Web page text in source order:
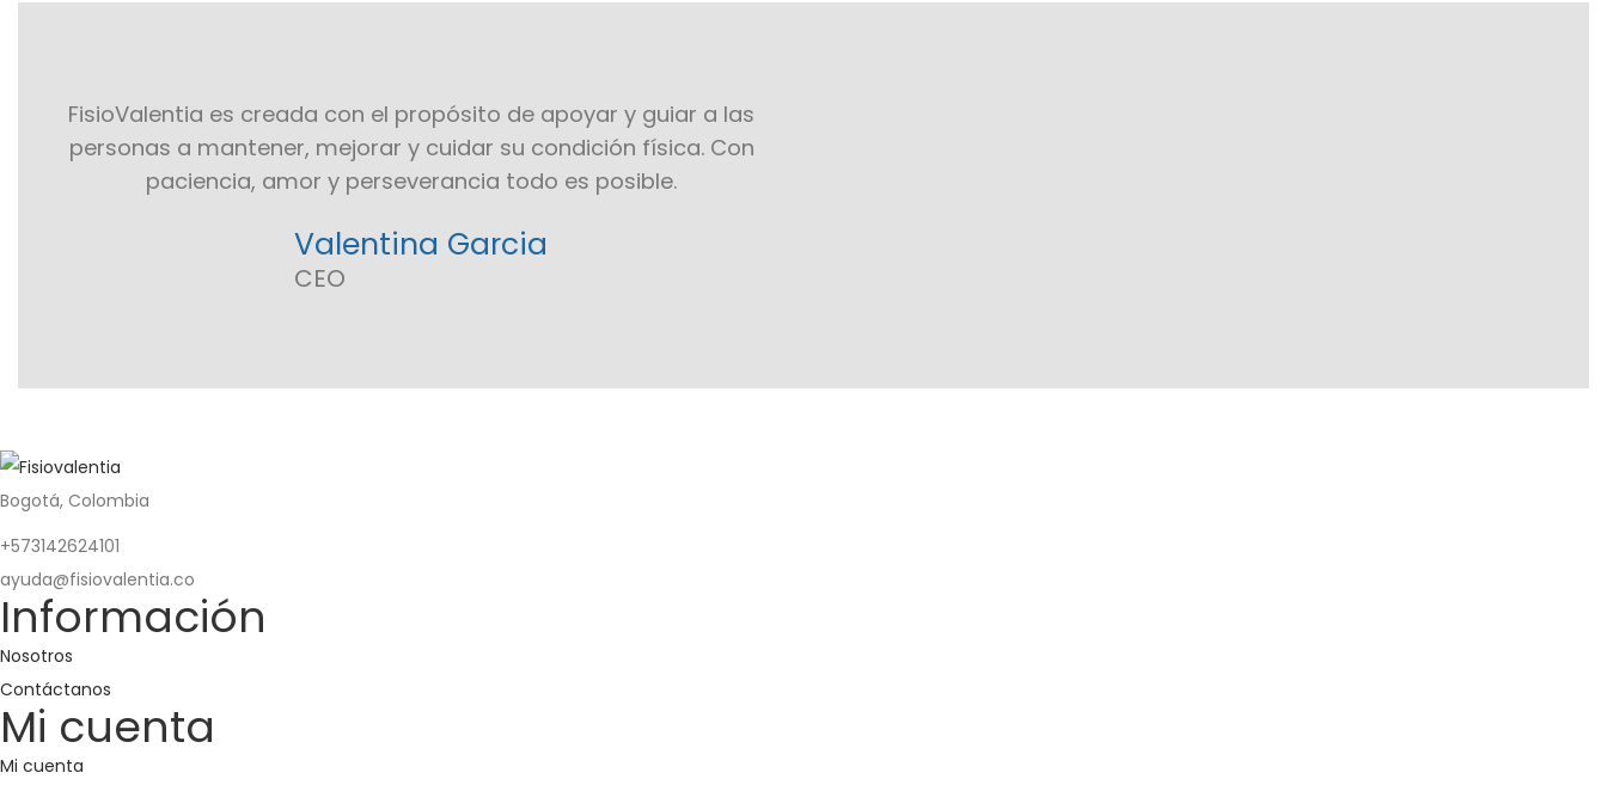
FisioValentia es creada con el propósito de apoyar y guiar a las
personas a mantener, mejorar y cuidar su condición física. Con
paciencia, amor y perseverancia todo es posible.
Valentina Garcia
CEO
Bogotá, Colombia
+573142624101
ayuda@fisiovalentia.co
Información
Nosotros
Contáctanos
Mi cuenta
Mi cuenta